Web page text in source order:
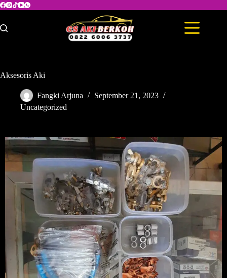
Aksesoris Aki
Fangki Arjuna
September 21, 2023
Uncategorized